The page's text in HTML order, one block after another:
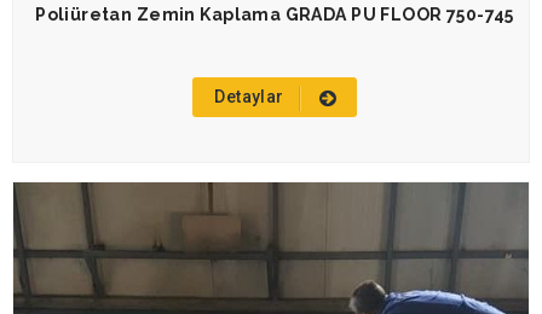
Poliüretan Zemin Kaplama GRADA PU FLOOR 750-745
Detaylar